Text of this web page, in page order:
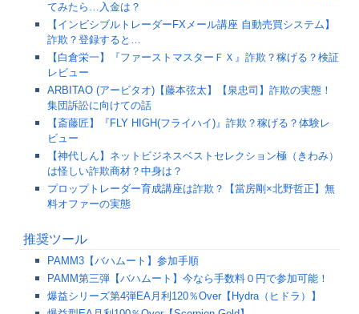
てみたら…入金は？
【インビシブルトレーダーFXメール講座 自動売買システム】
詐欺？登録すると…
【白倉栄一】『ファーストマスターＦＸ』詐欺？稼げる？検証
レビュー
ARBITAO (アービタオ)【藤本弦太】【泉忠司】詐欺の実態！
集団訴訟に向けての話
【斎藤匠】『FLY HIGH(フライハイ)』詐欺？稼げる？体験レ
ビュー
【神代しん】ネットビジネスベストセレクション極（きわみ）
は怪しい詐欺商材？中身は？
プロップトレーダー育成講座は詐欺？【當房剛×北野哲正】無
料オファーの実態
推奨ツール
PAMM3【バハムート】参加手順
PAMM第三弾【バハムート】今なら手数料０円で参加可能！
爆益シリーズ第4弾EA月利120％Over【Hydra（ヒドラ）】